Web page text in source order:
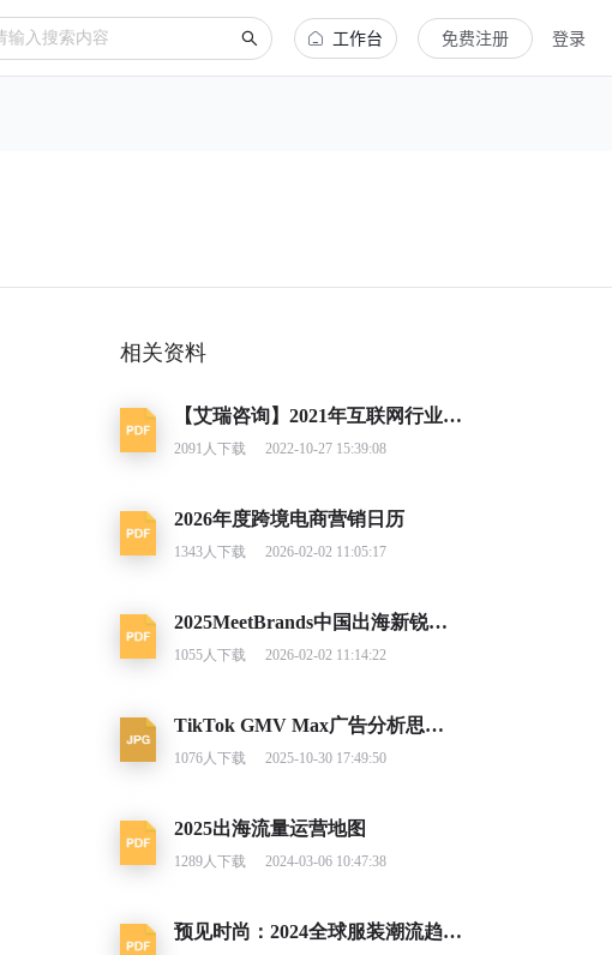
工作台 免费注册 登录
相关资料
【艾瑞咨询】2021年互联网行业挑战与机遇白皮书
2091 人下载 2022-10-27 15:39:08
2026年度跨境电商营销日历
1343人下载 2026-02-02 11:05:17
2025MeetBrands中国出海新锐消费品牌榜单报告
1055人下载 2026-02-02 11:14:22
TikTok GMV Max广告分析思路及调整建议
1076人下载 2025-10-30 17:49:50
2025出海流量运营地图
1289人下载 2024-03-06 10:47:38
预见时尚：2024全球服装潮流趋势洞察